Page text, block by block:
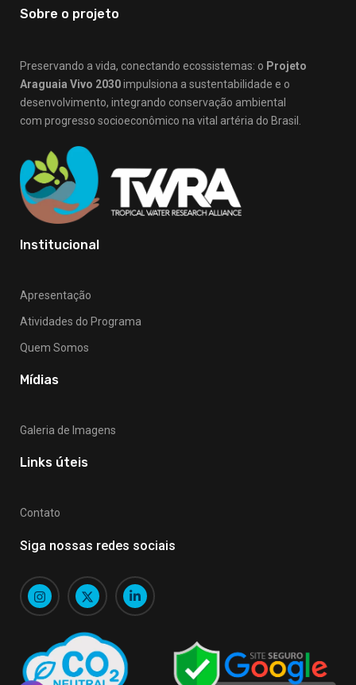
Sobre o projeto
Preservando a vida, conectando ecossistemas: o Projeto
Araguaia Vivo 2030impulsiona a sustentabilidade e o
desenvolvimento, integrando conservação ambiental
com progresso socioeconômico na vital artéria do Brasil.
Institucional
Apresentação
Atividades do Programa
Quem Somos
Mídias
Galeria de Imagens
Links úteis
Contato
Siga nossas redes sociais